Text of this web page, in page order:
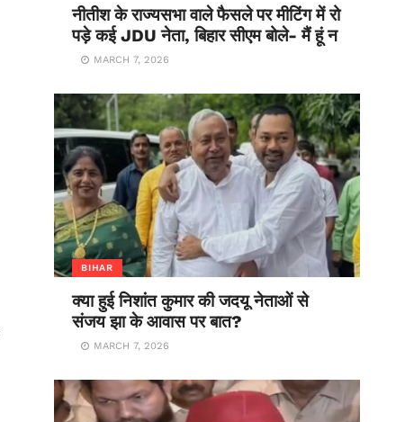
नीतीश के राज्यसभा वाले फैसले पर मीटिंग में रो
पड़े कई JDU नेता, बिहार सीएम बोले- मैं हूं न
MARCH 7, 2026
BIHAR
क्या हुई निशांत कुमार की जदयू नेताओं से
संजय झा के आवास पर बात?
MARCH 7, 2026